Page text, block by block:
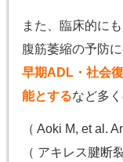
また、臨床的に
腹筋萎縮の予防
早期ADL・社会
能とするなど多
（ Aoki M, et al.
（ アキレス腱断